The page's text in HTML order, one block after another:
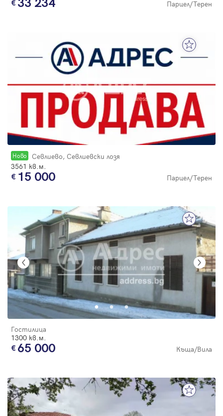
33 234 Парцел/Терен
Новo
Севлиево, Севлиевски лозя
3561 кв.м.
15 000 Парцел/Терен
Гостилица
1300 кв.м.
65 000 Къща/Вила